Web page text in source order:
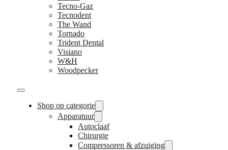
Tecno-Gaz
Tecnodent
The Wand
Tornado
Trident Dental
Visiano
W&H
Woodpecker
Shop op categorie
Apparatuur
Autoclaaf
Chirurgie
Compressoren & afzuiging